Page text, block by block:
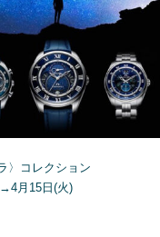
〉コレクション
月15日(火)